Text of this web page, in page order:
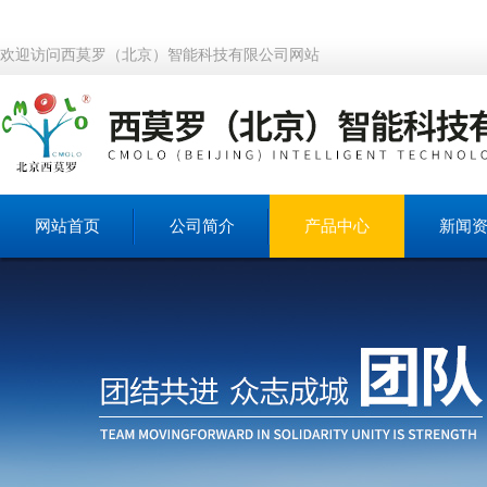
欢迎访问西莫罗（北京）智能科技有限公司网站
网站首页 公司简介 产品中心 新闻